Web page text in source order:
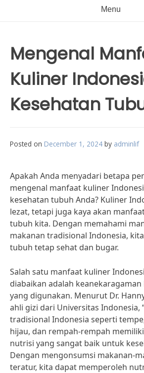
Menu
Mengenal
Kuliner
Kesehatan
Posted on December 1, 2024 by adminlif
Apakah Anda menyadari betapa
mengenal manfaat kuliner
kesehatan tubuh Anda? Kuliner
lezat, tetapi juga kaya akan
tubuh kita. Dengan memahami
makanan tradisional Indonesia,
tubuh tetap sehat dan bugar.
Salah satu manfaat kuliner
diabaikan adalah
yang digunakan. Menurut Dr.
ahli gizi dari Universitas Indonesia,
tradisional Indonesia seperti
hijau, dan rempah-rempah
nutrisi yang sangat baik untuk
Dengan mengonsumsi makanan-
teratur, kita dapat memperoleh